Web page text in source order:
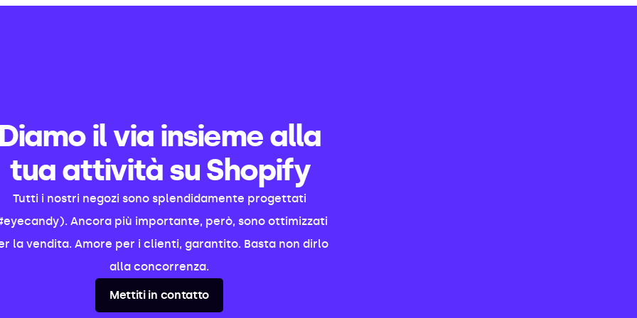
il via insieme alla
tua attività su Shopify
Tutti i nostri negozi sono splendidamente progettati
Ancora più importante, però, sono ottimizzati
la vendita. Amore per i clienti, garantito. Basta non dirlo
alla concorrenza.
Mettiti in contatto